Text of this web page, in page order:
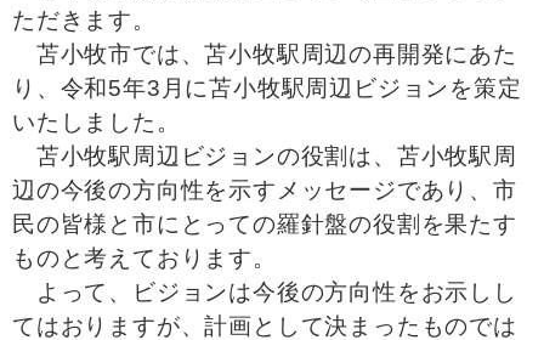
ただきます。
苫小牧市では、苫小牧駅周辺の再開発にあた
り、令和5年3月に苫小牧駅周辺ビジョンを策定
いたしました。
苫小牧駅周辺ビジョンの役割は、苫小牧駅周
辺の今後の方向性を示すメッセージであり、市
民の皆様と市にとっての羅針盤の役割を果たす
ものと考えております。
よって、ビジョンは今後の方向性をお示しし
てはおりますが、計画として決まったものでは